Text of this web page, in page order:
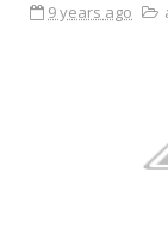
9 years ago